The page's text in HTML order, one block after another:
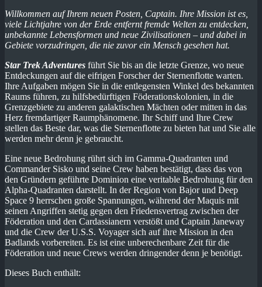
Willkommen auf Ihrem neuen Posten, Captain. Ihre Mission ist es,
viele Lichtjahre von der Erde entfernt fremde Welten zu entdecken,
unbekannte Lebensformen und neue Zivilisationen – und dabei in
Gebiete vorzudringen, die nie zuvor ein Mensch gesehen hat.
Star Trek Adventures führt Sie bis an die letzte Grenze, wo neue
Entdeckungen auf die eifrigen Forscher der Sternenflotte warten.
Ihre Aufgaben mögen Sie in die entlegensten Winkel des bekannten
Raums führen, zu hilfsbedürftigen Föderationskolonien, in die
Grenzgebiete zu anderen galaktischen Mächten oder mitten in das
Herz fremdartiger Raumphänomene. Ihr Schiff und Ihre Crew
stellen das Beste dar, was die Sternenflotte zu bieten hat und Sie alle
werden mehr denn je gebraucht.
Eine neue Bedrohung rührt sich im Gamma-Quadranten und
Commander Sisko und seine Crew haben bestätigt, dass das von
den Gründern geführte Dominion eine veritable Bedrohung für den
Alpha-Quadranten darstellt. In der Region von Bajor und Deep
Space 9 herrschen große Spannungen, während der Maquis mit
seinen Angriffen stetig gegen den Friedensvertrag zwischen der
Föderation und den Cardassianern verstößt und Captain Janeway
und die Crew der U.S.S. Voyager sich auf ihre Mission in den
Badlands vorbereiten. Es ist eine unberechenbare Zeit für die
Föderation und neue Crews werden dringender denn je benötigt.
Dieses Buch enthält: